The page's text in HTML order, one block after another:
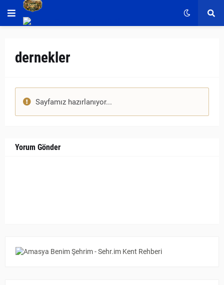
dernekler
Sayfamız hazırlanıyor...
Yorum Gönder